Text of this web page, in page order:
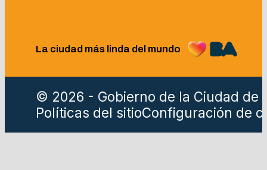
La ciudad más linda del mundo
© 2026 - Gobierno de la Ciudad de
Políticas del sitioConfiguración de